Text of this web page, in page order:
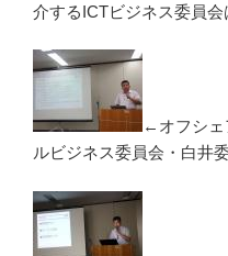
介するICTビジネス委員会
←オフシェ
ルビジネス委員会・白井委